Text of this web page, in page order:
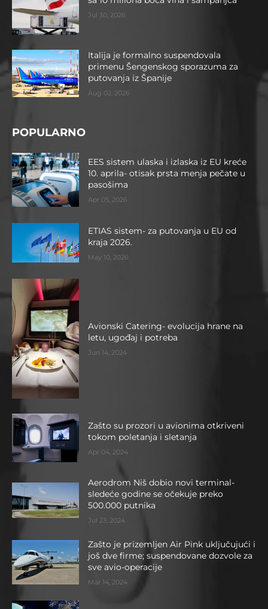
Jul 30, 2026
Italija je formalno suspendovala
primenu Šengenskog sporazuma za
putovanja iz Španije
Aug 02, 2026
POPULARNO
EES sistem ulaska i izlaska iz EU kreće
10. aprila- otisak prsta menja pečate u
pasošima
Apr 05, 2026
ETIAS sistem- za putovanja u EU od
kraja 2026.
May 10, 2026
Avionski Catering- evolucija hrane na
letu, ugođaj i potreba
Jun 14, 2024
Zašto su prozori u avionima otkriveni
tokom poletanja i sletanja
Apr 04, 2024
Aerodrom Niš dobio novi terminal-
sledeće godine se očekuje preko
500.000 putnika
Jul 23, 2024
Zašto je prizemljen Air Pink uključujući i
još dve firme; suspendovane dozvole za
sve avio-operacije
Mar 14, 2024